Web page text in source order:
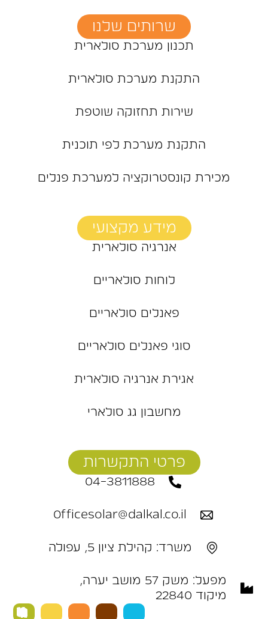
שרותים שלנו
תכנון מערכת סולארית
התקנת מערכת סולארית
שירות תחזוקה שוטפת
התקנת מערכת לפי תוכנית
מכירת קונסטרוקציה למערכת פנלים
מידע מקצועי
אנרגיה סולארית
לוחות סולאריים
פאנלים סולאריים
סוגי פאנלים סולאריים
אגירת אנרגיה סולארית
מחשבון גג סולארי
פרטי התקשרות
04-3811888
Officesolar@dalkal.co.il
משרד: קהילת ציון 5, עפולה
מפעל: ‬משק‭ ‬57‭ ‬מושב‭ ‬יערה,
מיקוד 22840 ‭